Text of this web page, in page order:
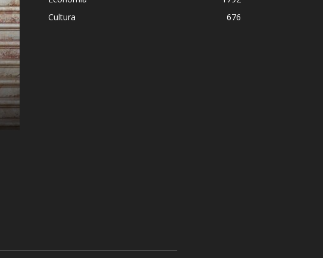
promiscuidad institucional en
de São Paulo
Cultura
676